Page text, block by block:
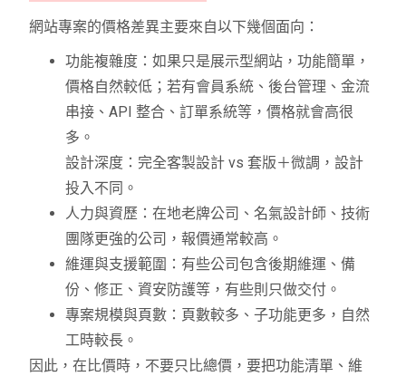
網站專案的價格差異主要來自以下幾個面向：
功能複雜度：如果只是展示型網站，功能簡單，
價格自然較低；若有會員系統、後台管理、金流
串接、API 整合、訂單系統等，價格就會高很
多。
設計深度：完全客製設計 vs 套版＋微調，設計
投入不同。
人力與資歷：在地老牌公司、名氣設計師、技術
團隊更強的公司，報價通常較高。
維運與支援範圍：有些公司包含後期維運、備
份、修正、資安防護等，有些則只做交付。
專案規模與頁數：頁數較多、子功能更多，自然
工時較長。
因此，在比價時，不要只比總價，要把功能清單、維